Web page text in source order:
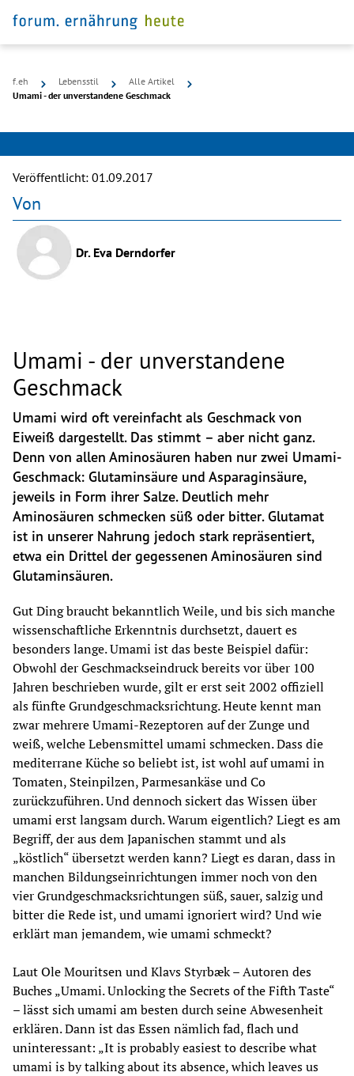
f.eh Lebensstil
Alle Artikel
Umami - der unverstandene Geschmack
©
Veröffentlicht: 01.09.2017
Von
Dr. Eva Derndorfer
Umami - der unverstandene
Geschmack
Umami wird oft vereinfacht als Geschmack von
Eiweiß dargestellt. Das stimmt – aber nicht ganz.
Denn von allen Aminosäuren haben nur zwei Umami-
Geschmack: Glutaminsäure und Asparaginsäure,
jeweils in Form ihrer Salze. Deutlich mehr
Aminosäuren schmecken süß oder bitter. Glutamat
ist in unserer Nahrung jedoch stark repräsentiert,
etwa ein Drittel der gegessenen Aminosäuren sind
Glutaminsäuren.
Gut Ding braucht bekanntlich Weile, und bis sich manche
wissenschaftliche Erkenntnis durchsetzt, dauert es
besonders lange. Umami ist das beste Beispiel dafür:
Obwohl der Geschmackseindruck bereits vor über 100
Jahren beschrieben wurde, gilt er erst seit 2002 offiziell
als fünfte Grundgeschmacksrichtung. Heute kennt man
zwar mehrere Umami-Rezeptoren auf der Zunge und
weiß, welche Lebensmittel umami schmecken. Dass die
mediterrane Küche so beliebt ist, ist wohl auf umami in
Tomaten, Steinpilzen, Parmesankäse und Co
zurückzuführen. Und dennoch sickert das Wissen über
umami erst langsam durch. Warum eigentlich? Liegt es am
Begriff, der aus dem Japanischen stammt und als
„köstlich“ übersetzt werden kann? Liegt es daran, dass in
manchen Bildungseinrichtungen immer noch von den
vier Grundgeschmacksrichtungen süß, sauer, salzig und
bitter die Rede ist, und umami ignoriert wird? Und wie
erklärt man jemandem, wie umami schmeckt?
Laut Ole Mouritsen und Klavs Styrbæk – Autoren des
Buches „Umami. Unlocking the Secrets of the Fifth Taste“
– lässt sich umami am besten durch seine Abwesenheit
erklären. Dann ist das Essen nämlich fad, flach und
uninteressant: „It is probably easiest to describe what
umami is by talking about its absence, which leaves us